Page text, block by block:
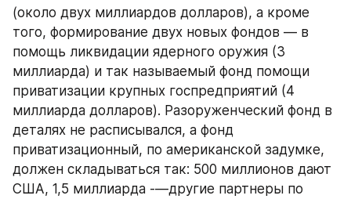
(около двух миллиардов долларов), а кроме
того, формирование двух новых фондов — в
помощь ликвидации ядерного оружия (3
миллиарда) и так называемый фонд помощи
приватизации крупных госпредприятий (4
миллиарда долларов). Разоруженческий фонд в
деталях не расписывался, а фонд
приватизационный, по американской задумке,
должен складываться так: 500 миллионов дают
США, 1,5 миллиарда -—другие партнеры по